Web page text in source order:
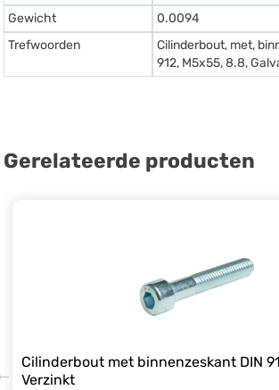
Gewicht
0.0094
Trefwoorden
Cilinderbout, met,
912, M5x55, 8.8,
Gerelateerde producten
Cilinderbout met binnenzeskant DIN
Verzinkt